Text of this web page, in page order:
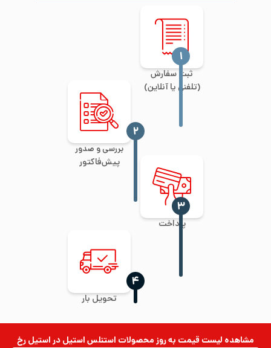
ثبت سفارش
(تلفنی یا آنلاین)
‍۱
بررسی و صدور
پیش‌فاکتور
‍۲
پرداخت
‍۳
تحویل بار
‍۴
مشاهده لیست قیمت به روزمحصولات استنلس استیلدر استیل رخ